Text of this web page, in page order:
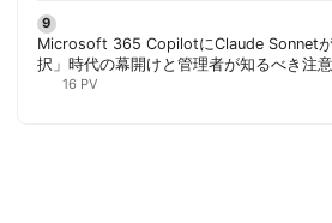
Microsoft 365 CopilotにClaude Sonnet
択」時代の幕開けと管理者が知るべき注
16 PV